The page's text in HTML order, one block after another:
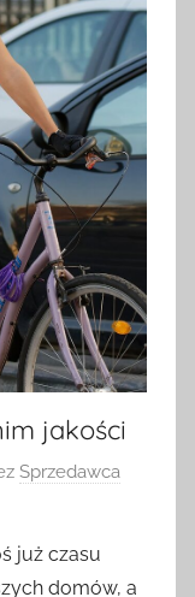
jakości
Sprzedawca
już czasu
domów, a